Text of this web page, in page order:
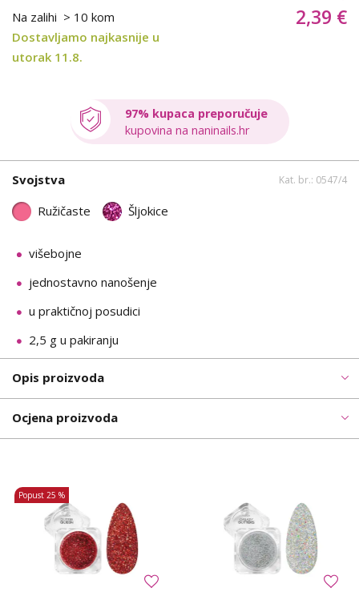
Na zalihi > 10 kom
Dostavljamo najkasnije u
utorak 11.8.
2,39 €
97% kupaca preporučuje
kupovina na naninails.hr
Svojstva Kat. br.: 0547/4
Ružičaste Šljokice
višebojne
jednostavno nanošenje
u praktičnoj posudici
2,5 g u pakiranju
Opis proizvoda
Ocjena proizvoda
Popust 25 %